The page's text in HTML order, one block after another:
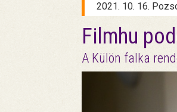
2021. 10. 16.
Filmhu
A Külön falka